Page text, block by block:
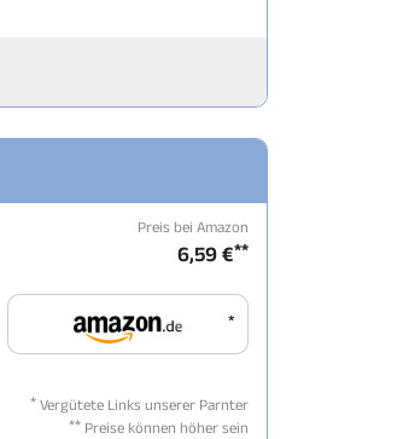
Preis bei Amazon
6,59 €**
*
* Vergütete Links unserer Parnter
** Preise können höher sein